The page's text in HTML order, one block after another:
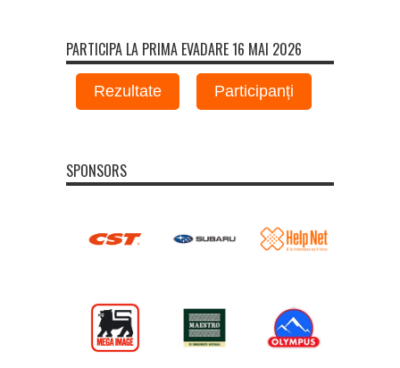
PARTICIPA LA PRIMA EVADARE 16 MAI 2026
Rezultate Participanți
SPONSORS